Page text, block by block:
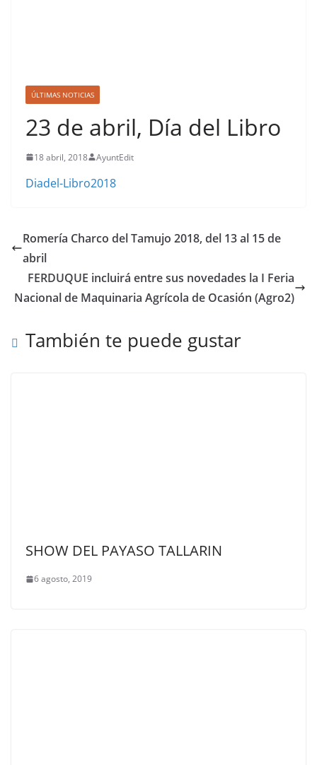
ÚLTIMAS NOTICIAS
23 de abril, Día del Libro
18 abril, 2018 AyuntEdit
Diadel-Libro2018
Romería Charco del Tamujo 2018, del 13 al 15 de
abril
FERDUQUE incluirá entre sus novedades la I Feria
Nacional de Maquinaria Agrícola de Ocasión (Agro2)
También te puede gustar
SHOW DEL PAYASO TALLARIN
6 agosto, 2019